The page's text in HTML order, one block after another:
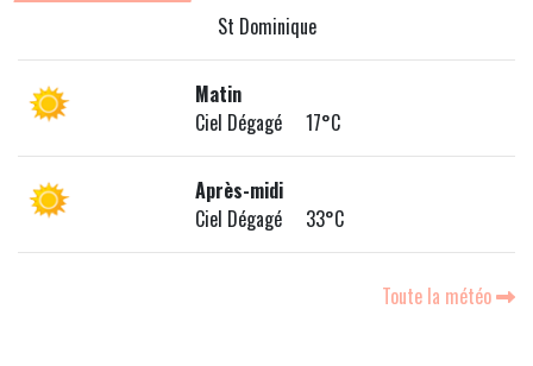
St Dominique
Matin
Ciel Dégagé 17°C
Après-midi
Ciel Dégagé 33°C
Toute la météo